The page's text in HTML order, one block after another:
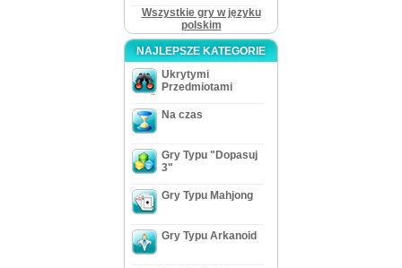
Wszystkie gry w języku
polskim
NAJLEPSZE KATEGORIE
Ukrytymi
Przedmiotami
Na czas
Gry Typu "Dopasuj
3"
Gry Typu Mahjong
Gry Typu Arkanoid